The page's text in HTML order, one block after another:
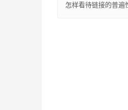
怎样看待链接的普遍